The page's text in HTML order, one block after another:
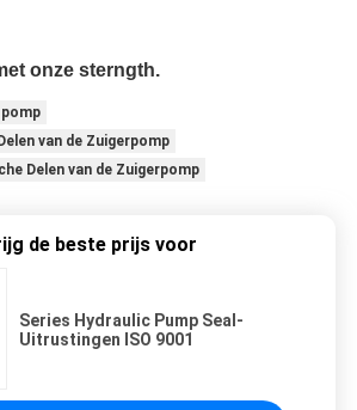
onze sterngth.
van de Zuigerpomp
Delen van de Zuigerpomp
de beste prijs voor
Series Hydraulic Pump Seal-
Uitrustingen ISO 9001